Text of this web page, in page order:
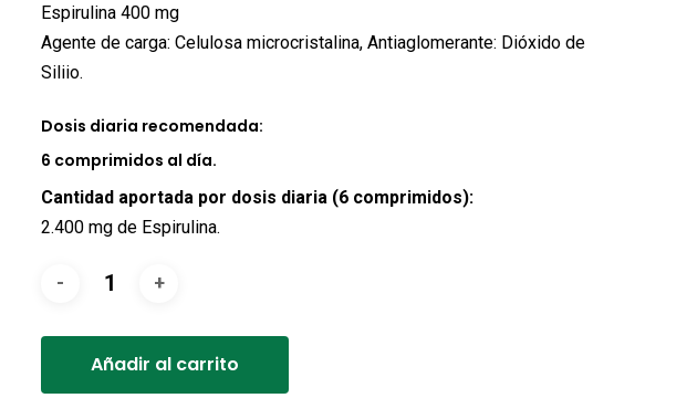
Espirulina 400 mg
Agente de carga: Celulosa microcristalina, Antiaglomerante: Dióxido de
Siliio.
Dosis diaria recomendada:
6 comprimidos al día.
Cantidad aportada por dosis diaria (6 comprimidos):
2.400 mg de Espirulina.
Añadir al carrito